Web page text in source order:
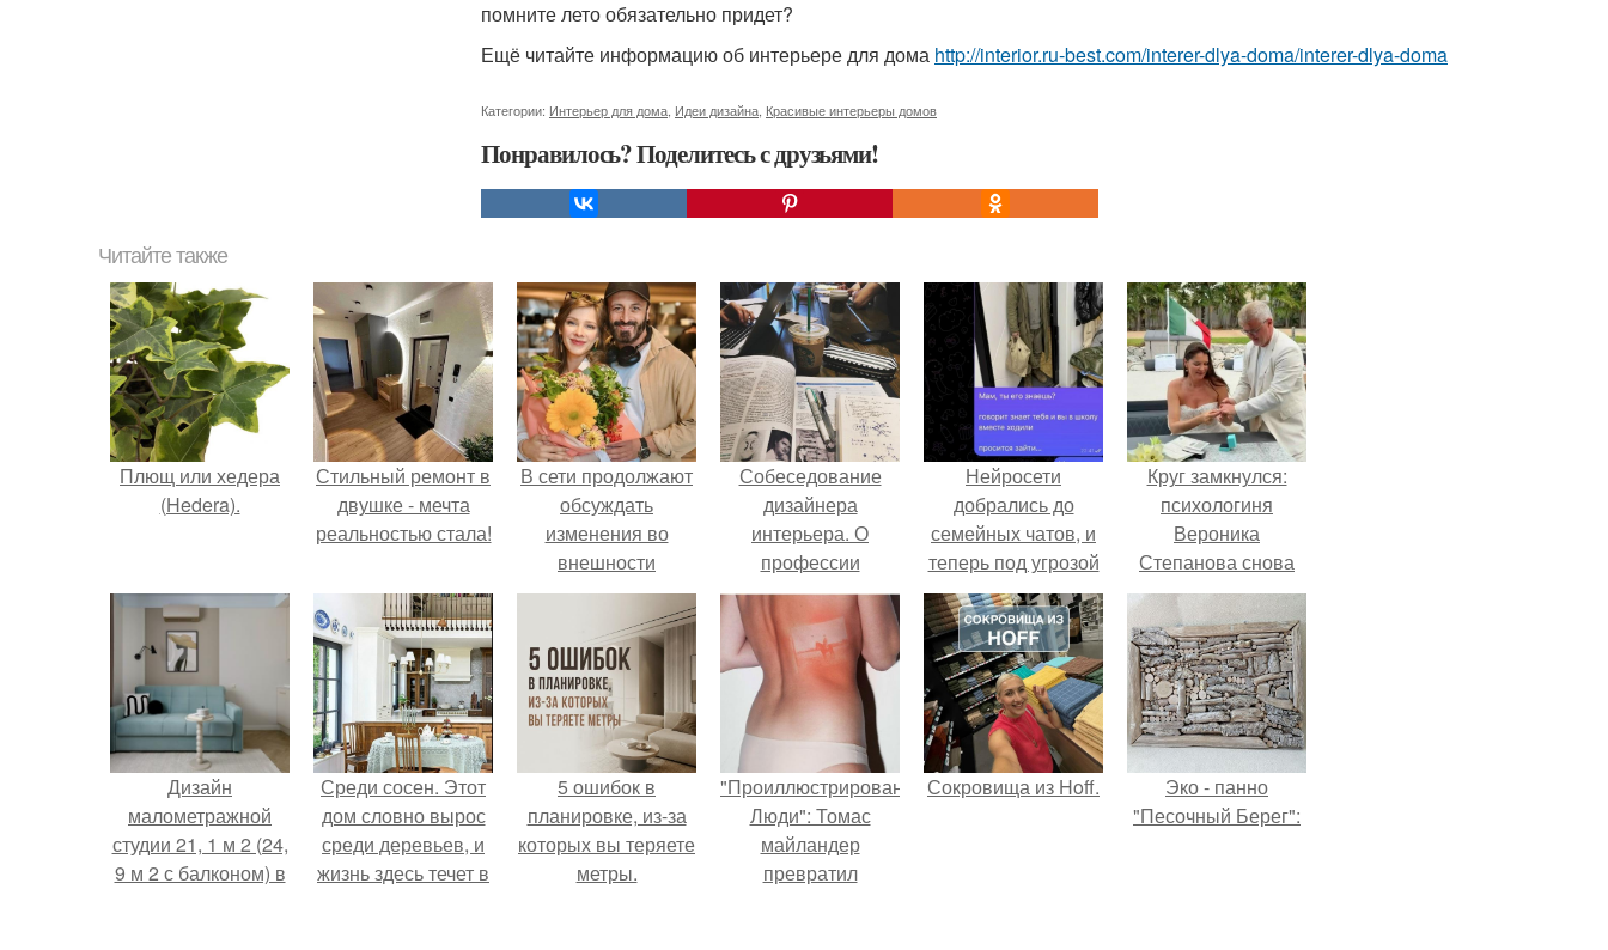
помните лето обязательно придет?
Ещё читайте информацию об интерьере для дома http://interior.ru-best.com/interer-dlya-doma/interer-dlya-doma
Категории: Интерьер для дома Идеи дизайна Красивые интерьеры домов
Понравилось? Поделитесь с друзьями!
Читайте также
Плющ или хедера
(Hedera).
Стильный ремонт в
двушке - мечта
реальностью стала!
В сети продолжают
обсуждать
изменения во
внешности
актрисы.
Собеседование
дизайнера
интерьера. О
профессии
дизайнер
интерьера.
Нейросети
добрались до
семейных чатов, и
теперь под угрозой
мамины нервы.
Круг замкнулся:
психологиня
Вероника
Степанова снова
вышла замуж за
собственного
бывшего мужа.
Дизайн
малометражной
студии 21, 1 м 2 (24,
9 м 2 с балконом) в
Среди сосен. Этот
дом словно вырос
среди деревьев, и
жизнь здесь течет в
5 ошибок в
планировке, из-за
которых вы теряете
метры.
"Проиллюстрированные
Люди": Томас
майландер
превратил
Сокровища из Hoff.
Эко - панно
"Песочный Берег":